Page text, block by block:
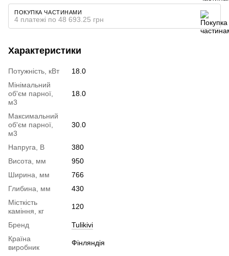
ПОКУПКА ЧАСТИНАМИ
4 платежі по 48 693.25 грн
Характеристики
Потужність, кВт
18.0
Мінімальний
об'єм парної,
м3
18.0
Максимальний
об'єм парної,
м3
30.0
Напруга, В
380
Висота, мм
950
Ширина, мм
766
Глибина, мм
430
Місткість
каміння, кг
120
Бренд
Tulikivi
Країна
виробник
Фінляндія